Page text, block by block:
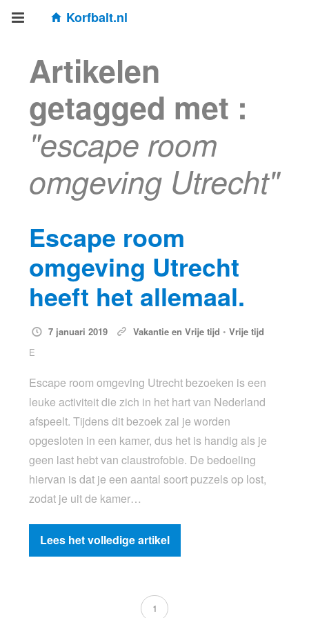
Korfbalt.nl
Artikelen
getagged met :
"escape room
omgeving Utrecht"
Escape room
omgeving Utrecht
heeft het allemaal.
7 januari 2019 Vakantie en Vrije tijd •Vrije tijd
E
Escape room omgeving Utrecht bezoeken is een
leuke activiteit die zich in het hart van Nederland
afspeelt. Tijdens dit bezoek zal je worden
opgesloten in een kamer, dus het is handig als je
geen last hebt van claustrofobie. De bedoeling
hiervan is dat je een aantal soort puzzels op lost,
zodat je uit de kamer…
Lees het volledige artikel
1